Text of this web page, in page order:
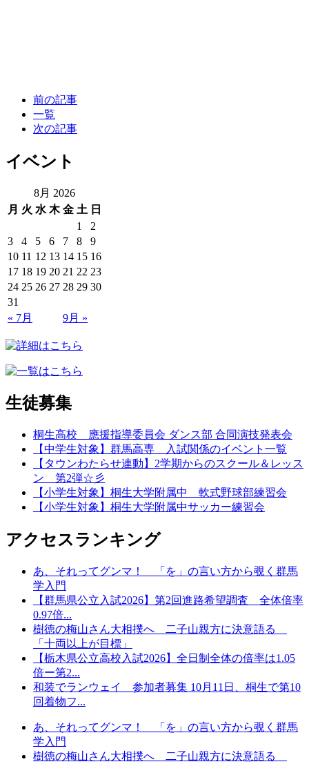
前の記事
一覧
次の記事
イベント
8月 2026
月 火 水 木 金 土 日
1
2
3
4 5 6 7 8
9
10 11 12 13 14 15 16
17 18 19 20 21 22 23
24 25 26 27 28 29 30
31
« 7月
9月 »
生徒募集
桐生高校 應援指導委員会 ダンス部 合同演技発表会
【中学生対象】群馬高専 入試関係のイベント一覧
【タウンわたらせ連動】2学期からのスクール＆レッス
ン 第2弾☆彡
【小学生対象】桐生大学附属中 軟式野球部練習会
【小学生対象】桐生大学附属中サッカー練習会
アクセスランキング
あ、それってグンマ！ 「を」の言い方から覗く群馬
学入門
【群馬県公立入試2026】第2回進路希望調査 全体倍率
0.97倍...
樹徳の梅山さん大相撲へ 二子山親方に決意語る
「十両以上が目標」
【栃木県公立高校入試2026】全日制全体の倍率は1.05
倍ー第2...
和装でランウェイ 参加者募集 10月11日、桐生で第10
回着物フ...
あ、それってグンマ！ 「を」の言い方から覗く群馬
学入門
樹徳の梅山さん大相撲へ 二子山親方に決意語る